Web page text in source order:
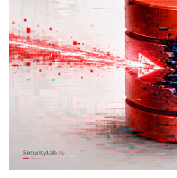
Los desarrolladores,
repentinos de Node.js al
pudieron respirar más